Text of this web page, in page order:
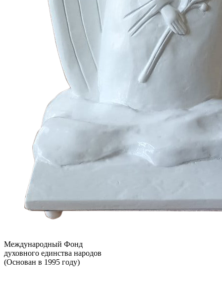
Международный Фонд
духовного единства народов
(Основан в 1995 году)